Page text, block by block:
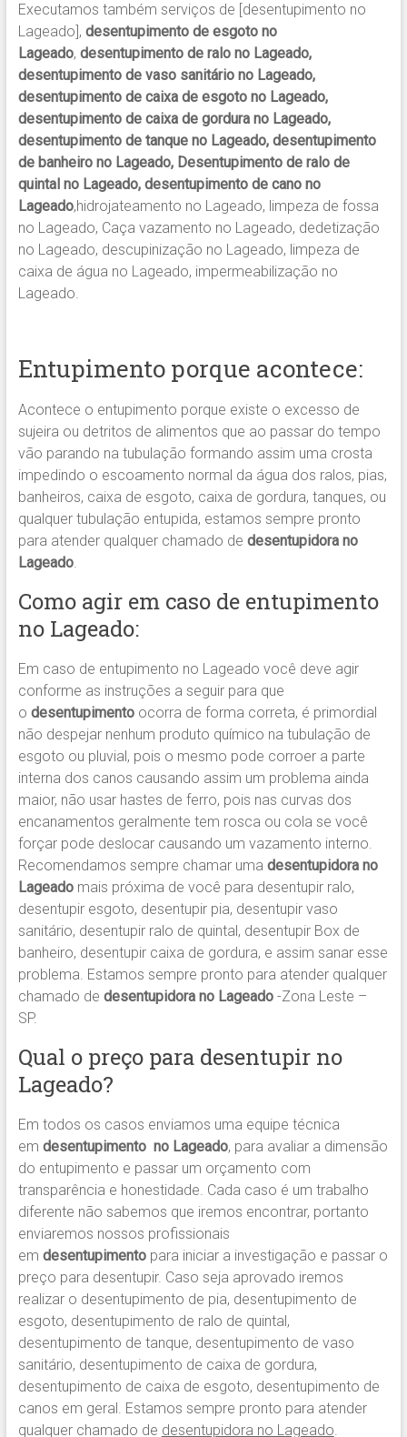
Executamos também serviços de [desentupimento no
Lageado], desentupimento de esgoto no
Lageado, desentupimento de ralo no Lageado,
desentupimento de vaso sanitário no Lageado,
desentupimento de caixa de esgoto no Lageado,
desentupimento de caixa de gordura no Lageado,
desentupimento de tanque no Lageado, desentupimento
de banheiro no Lageado, Desentupimento de ralo de
quintal no Lageado, desentupimento de cano no
Lageado,hidrojateamento no Lageado, limpeza de fossa
no Lageado, Caça vazamento no Lageado, dedetização
no Lageado, descupinização no Lageado, limpeza de
caixa de água no Lageado, impermeabilização no
Lageado.
Entupimento porque acontece:
Acontece o entupimento porque existe o excesso de
sujeira ou detritos de alimentos que ao passar do tempo
vão parando na tubulação formando assim uma crosta
impedindo o escoamento normal da água dos ralos, pias,
banheiros, caixa de esgoto, caixa de gordura, tanques, ou
qualquer tubulação entupida, estamos sempre pronto
para atender qualquer chamado de desentupidora no
Lageado.
Como agir em caso de entupimento
no Lageado:
Em caso de entupimento no Lageado você deve agir
conforme as instruções a seguir para que
o desentupimentoocorra de forma correta, é primordial
não despejar nenhum produto químico na tubulação de
esgoto ou pluvial, pois o mesmo pode corroer a parte
interna dos canos causando assim um problema ainda
maior, não usar hastes de ferro, pois nas curvas dos
encanamentos geralmente tem rosca ou cola se você
forçar pode deslocar causando um vazamento interno.
Recomendamos sempre chamar uma desentupidora no
Lageadomais próxima de você para desentupir ralo,
desentupir esgoto, desentupir pia, desentupir vaso
sanitário, desentupir ralo de quintal, desentupir Box de
banheiro, desentupir caixa de gordura, e assim sanar esse
problema. Estamos sempre pronto para atender qualquer
chamado de desentupidora no Lageado-Zona Leste –
SP.
Qual o preço para desentupir no
Lageado?
Em todos os casos enviamos uma equipe técnica
em desentupimento no Lageado, para avaliar a dimensão
do entupimento e passar um orçamento com
transparência e honestidade. Cada caso é um trabalho
diferente não sabemos que iremos encontrar, portanto
enviaremos nossos profissionais
em desentupimentopara iniciar a investigação e passar o
preço para desentupir. Caso seja aprovado iremos
realizar o desentupimento de pia, desentupimento de
esgoto, desentupimento de ralo de quintal,
desentupimento de tanque, desentupimento de vaso
sanitário, desentupimento de caixa de gordura,
desentupimento de caixa de esgoto, desentupimento de
canos em geral. Estamos sempre pronto para atender
qualquer chamado de desentupidora no Lageado.